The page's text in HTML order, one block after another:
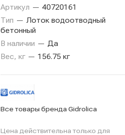
Артикул — 40720161
Тип — Лоток водоотводный
бетонный
В наличии — Да
Вес, кг — 156.75 кг
Все товары бренда Gidrolica
Цена действительна только для